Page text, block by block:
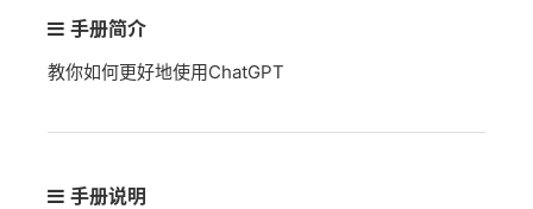
手册简介
教你如何更好地使用ChatGPT
手册说明